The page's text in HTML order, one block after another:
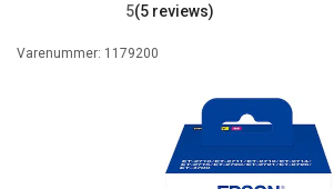
5(5 reviews)
Varenummer: 1179200